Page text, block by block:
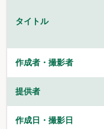
タイトル
作成者・撮影者
提供者
作成日・撮影日